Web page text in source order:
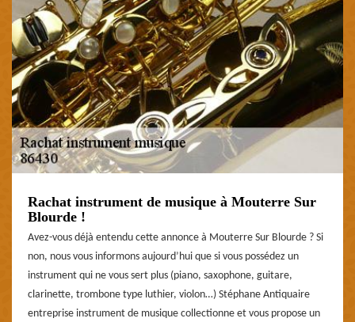
Rachat instrument de musique à Mouterre Sur
Blourde !
Avez-vous déjà entendu cette annonce à Mouterre Sur Blourde ? Si
non, nous vous informons aujourd’hui que si vous possédez un
instrument qui ne vous sert plus (piano, saxophone, guitare,
clarinette, trombone type luthier, violon…) Stéphane Antiquaire
entreprise instrument de musique collectionne et vous propose un